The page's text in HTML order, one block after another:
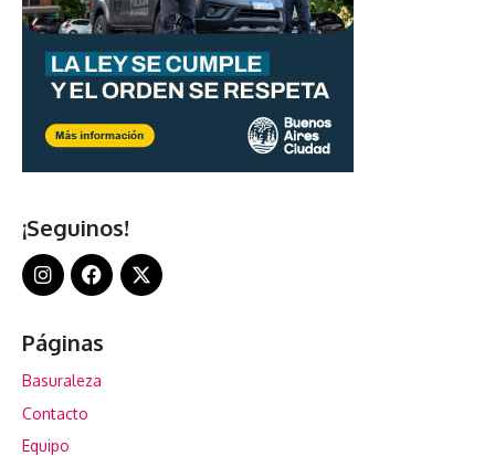
¡Seguinos!
Páginas
Basuraleza
Contacto
Equipo